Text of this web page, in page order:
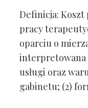
Definicja: Koszt
pracy
oparciu o
usługi oraz
gabinetu; (2)